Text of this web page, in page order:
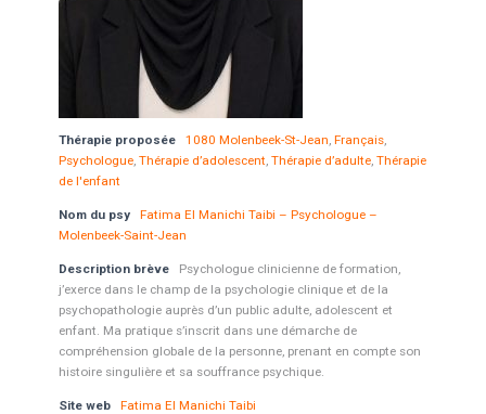
Nom du psy
Fatima El Manichi Taibi – Psychologue –
Molenbeek-Saint-Jean
Thérapie proposée 1080 Molenbeek-St-Jean, Français,
Psychologue, Thérapie d’adolescent, Thérapie d’adulte, Thérapie
de l'enfant
Description brève
Psychologue clinicienne de formation,
j’exerce dans le champ de la psychologie clinique et de la
psychopathologie auprès d’un public adulte, adolescent et
enfant. Ma pratique s’inscrit dans une démarche de
compréhension globale de la personne, prenant en compte son
histoire singulière et sa souffrance psychique.
Site web Fatima El Manichi Taibi